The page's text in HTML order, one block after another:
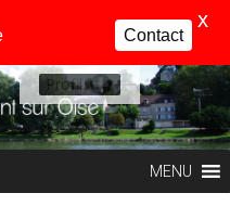
Profil
MENU
Contact
X